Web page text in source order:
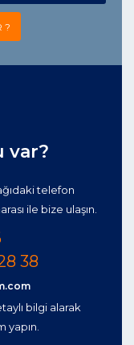
?
var?
telefon
ile bize ulaşın.
38
bilgi alarak
yapın.